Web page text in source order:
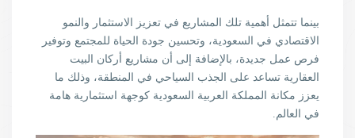
بينما تتمثل أهمية تلك المشاريع في تعزيز الاستثمار والنمو
الاقتصادي في السعودية، وتحسين جودة الحياة للمجتمع وتوفير
فرص عمل جديدة، بالإضافة إلى أن مشاريع أركان البيت
العقارية تساعد على الجذب السياحي في المنطقة، وذلك ما
يعزز مكانة المملكة العربية السعودية كوجهة استثمارية هامة
في العالم.